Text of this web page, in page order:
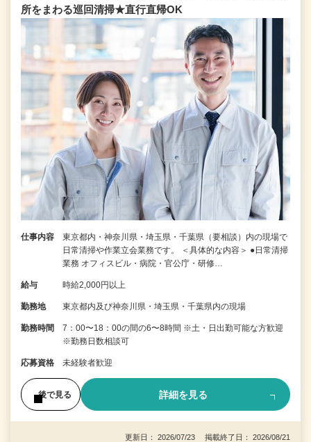
所をまわる巡回清掃★直行直帰OK
仕事内容
東京都内・神奈川県・埼玉県・千葉県（要相談）内の現場で
日常清掃や作業立会業務です。 ＜具体的な内容＞ ●日常清掃
業務 オフィスビル・病院・官公庁・研修…
給与 時給2,000円以上
勤務地 東京都内及び神奈川県・埼玉県・千葉県内の現場
勤務時間
7：00〜18：00の間の6〜8時間 ※土・日出勤可能な方歓迎
※勤務日数相談可
応募資格 未経験者歓迎
後で見る 詳細を見る
更新日： 2026/07/23 掲載終了日： 2026/08/21